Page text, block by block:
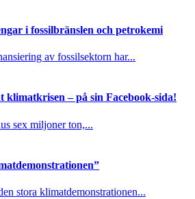
i fossilbränslen och petrokemi
av fossilsektorn har...
– på sin Facebook-sida!
sex miljoner ton,...
stora klimatdemonstrationen...